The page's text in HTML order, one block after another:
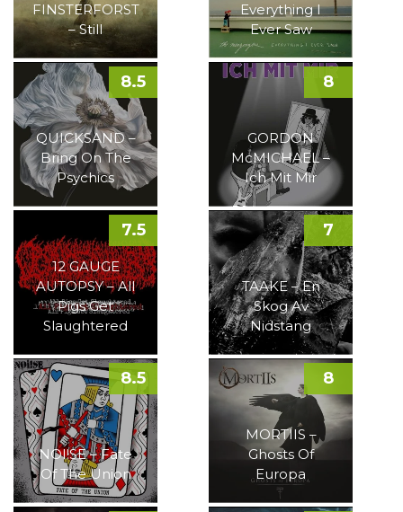
FINSTERFORST
– Still
Everything I
Ever Saw
QUICKSAND –
Bring On The
Psychics
8.5
GORDON
McMICHAEL –
Ich Mit Mir
8
12 GAUGE
AUTOPSY – All
Pigs Get
Slaughtered
7.5
TAAKE – En
Skog Av
Nidstang
7
NOI!SE – Fate
Of The Union
8.5
MORTIIS –
Ghosts Of
Europa
8